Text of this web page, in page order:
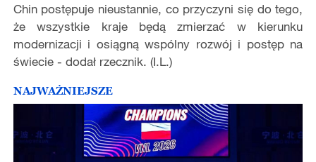
Chin postępuje nieustannie, co przyczyni się do tego,
że wszystkie kraje będą zmierzać w kierunku
modernizacji i osiągną wspólny rozwój i postęp na
świecie - dodał rzecznik. (I.L.)
NAJWAŻNIEJSZE